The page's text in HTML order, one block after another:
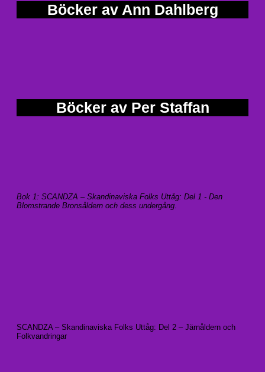
Böcker av Ann Dahlberg
Böcker av Per Staffan
Bok 1: SCANDZA – Skandinaviska Folks Uttåg: Del 1 - Den
Blomstrande Bronsåldern och dess undergång.
SCANDZA – Skandinaviska Folks Uttåg: Del 2 – Järnåldern och
Folkvandringar